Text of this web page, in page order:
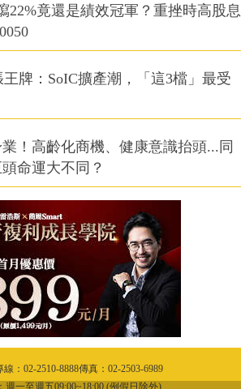
22%竟還是績效冠軍？重挫時高股息
王牌：SoIC擴產潮，「這3檔」最受
！高齡化商機、健康意識抬頭...同
命運大不同？
：02-2510-8888傳真：02-2503-6989
週一至週五09:00~18:00 (例假日除外)